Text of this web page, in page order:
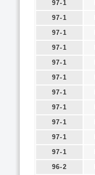
97-1
97-1
97-1
97-1
97-1
97-1
97-1
97-1
97-1
97-1
97-1
96-2